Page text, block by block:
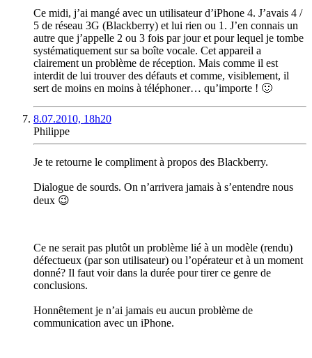
Ce midi, j’ai mangé avec un utilisateur d’iPhone 4. J’avais 4 /
5 de réseau 3G (Blackberry) et lui rien ou 1. J’en connais un
autre que j’appelle 2 ou 3 fois par jour et pour lequel je tombe
systématiquement sur sa boîte vocale. Cet appareil a
clairement un problème de réception. Mais comme il est
interdit de lui trouver des défauts et comme, visiblement, il
sert de moins en moins à téléphoner… qu’importe ! 🙂
8.07.2010, 18h20
Philippe
Je te retourne le compliment à propos des Blackberry.
Dialogue de sourds. On n’arrivera jamais à s’entendre nous
deux 😉
Ce ne serait pas plutôt un problème lié à un modèle (rendu)
défectueux (par son utilisateur) ou l’opérateur et à un moment
donné? Il faut voir dans la durée pour tirer ce genre de
conclusions.
Honnêtement je n’ai jamais eu aucun problème de
communication avec un iPhone.